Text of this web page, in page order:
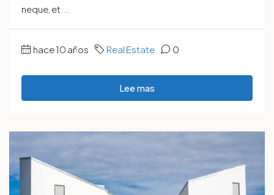
neque, et...
hace 10 años Real Estate 0
Lee mas